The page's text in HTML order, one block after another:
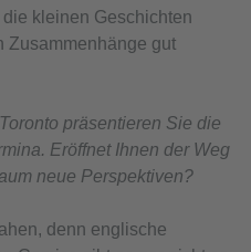
kleinen Geschichten
Zusammenhänge gut
präsentieren Sie die
Eröffnet Ihnen der Weg
neue Perspektiven?
denn englische